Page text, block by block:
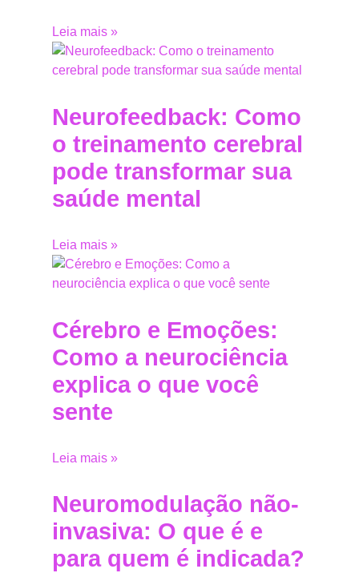
Leia mais »
Neurofeedback: Como
o treinamento cerebral
pode transformar sua
saúde mental
Leia mais »
Cérebro e Emoções:
Como a neurociência
explica o que você
sente
Leia mais »
Neuromodulação não-
invasiva: O que é e
para quem é indicada?